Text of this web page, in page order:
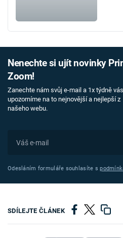
Nenechte si ujít novinky
Zoom!
Zanechte nám svůj e-mail a 1x týdně vás
upozorníme na to nejnovější a nejlepší z
našeho webu.
Odesláním formuláře souhlasíte s
SDÍLEJTE ČLÁNEK